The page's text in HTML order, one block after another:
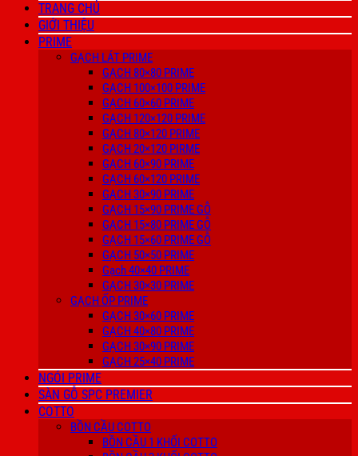
TRANG CHỦ
GIỚI THIỆU
PRIME
GẠCH LÁT PRIME
GẠCH 80×80 PRIME
GẠCH 100×100 PRIME
GẠCH 60×60 PRIME
GẠCH 120×120 PRIME
GẠCH 80×120 PRIME
GẠCH 20×120 PIRME
GẠCH 60×90 PRIME
GẠCH 60×120 PRIME
GẠCH 30×90 PRIME
GẠCH 15×90 PRIME GỖ
GẠCH 15×80 PRIME GỖ
GẠCH 15×60 PRIME GỖ
GẠCH 50×50 PRIME
Gạch 40×40 PRIME
GẠCH 30×30 PRIME
GẠCH ỐP PRIME
GẠCH 30×60 PRIME
GẠCH 40×80 PRIME
GẠCH 30×90 PRIME
GẠCH 25×40 PRIME
NGÓI PRIME
SÀN GỖ SPC PREMIER
COTTO
BỒN CẦU COTTO
BỒN CẦU 1 KHỐI COTTO